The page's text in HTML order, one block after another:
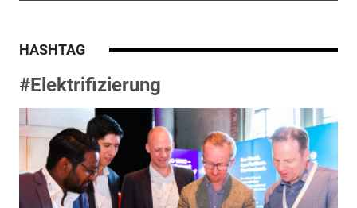
HASHTAG
#Elektrifizierung